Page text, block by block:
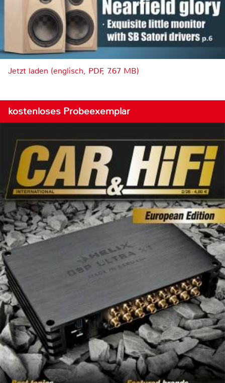
Jetzt laden (englisch, PDF, 7.67 MB)
kostenloses Probeexemplar